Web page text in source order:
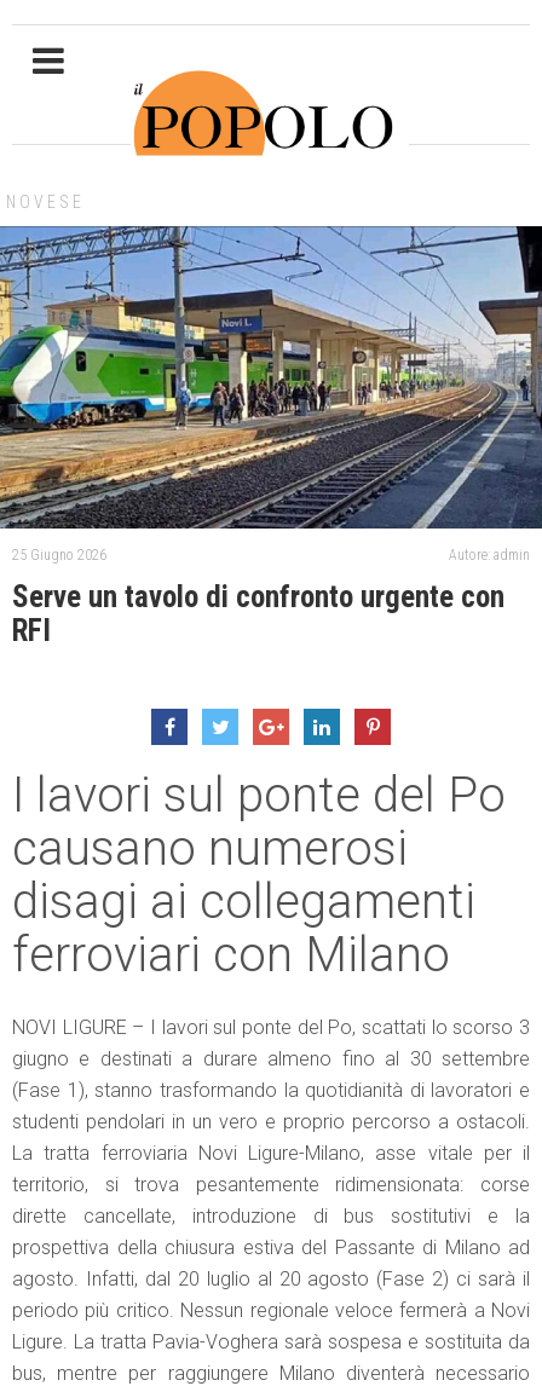
NOVESE
25 Giugno 2026 Autore: admin
Serve un tavolo di confronto urgente con
RFI
I lavori sul ponte del Po
causano numerosi
disagi ai collegamenti
ferroviari con Milano
NOVI LIGURE – I lavori sul ponte del Po, scattati lo scorso 3
giugno e destinati a durare almeno fino al 30 settembre
(Fase 1), stanno trasformando la quotidianità di lavoratori e
studenti pendolari in un vero e proprio percorso a ostacoli.
La tratta ferroviaria Novi Ligure-Milano, asse vitale per il
territorio, si trova pesantemente ridimensionata: corse
dirette cancellate, introduzione di bus sostitutivi e la
prospettiva della chiusura estiva del Passante di Milano ad
agosto. Infatti, dal 20 luglio al 20 agosto (Fase 2) ci sarà il
periodo più critico. Nessun regionale veloce fermerà a Novi
Ligure. La tratta Pavia-Voghera sarà sospesa e sostituita da
bus, mentre per raggiungere Milano diventerà necessario